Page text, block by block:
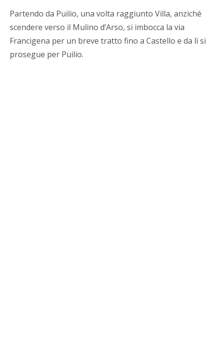
Partendo da Puilio, una volta raggiunto Villa, anziché
scendere verso il Mulino d’Arso, si imbocca la via
Francigena per un breve tratto fino a Castello e da lì si
prosegue per Puilio.